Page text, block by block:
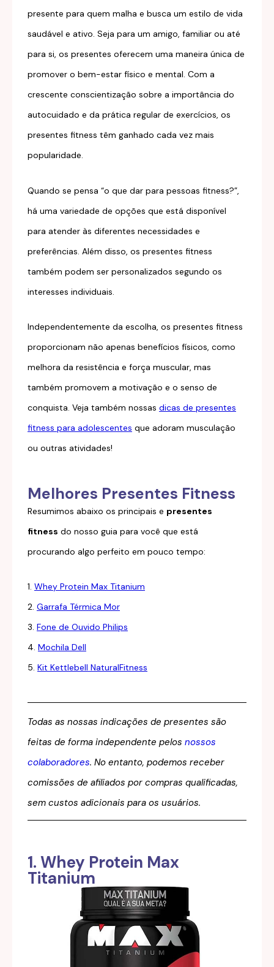
presente para quem malha e busca um estilo de vida
saudável e ativo. Seja para um amigo, familiar ou até
para si, os presentes oferecem uma maneira única de
promover o bem-estar físico e mental. Com a
crescente conscientização sobre a importância do
autocuidado e da prática regular de exercícios, os
presentes fitness têm ganhado cada vez mais
popularidade.
Quando se pensa “o que dar para pessoas fitness?”,
há uma variedade de opções que está disponível
para atender às diferentes necessidades e
preferências. Além disso, os presentes fitness
também podem ser personalizados segundo os
interesses individuais.
Independentemente da escolha, os presentes fitness
proporcionam não apenas benefícios físicos, como
melhora da resistência e força muscular, mas
também promovem a motivação e o senso de
conquista. Veja também nossas dicas de presentes
fitness para adolescentes que adoram musculação
ou outras atividades!
Melhores Presentes Fitness
Resumimos abaixo os principais e presentes
fitness do nosso guia para você que está
procurando algo perfeito em pouco tempo:
1. Whey Protein Max Titanium
2. Garrafa Térmica Mor
3. Fone de Ouvido Philips
4. Mochila Dell
5. Kit Kettlebell NaturalFitness
Todas as nossas indicações de presentes são
feitas de forma independente pelos nossos
colaboradores. No entanto, podemos receber
comissões de afiliados por compras qualificadas,
sem custos adicionais para os usuários.
1. Whey Protein Max
Titanium